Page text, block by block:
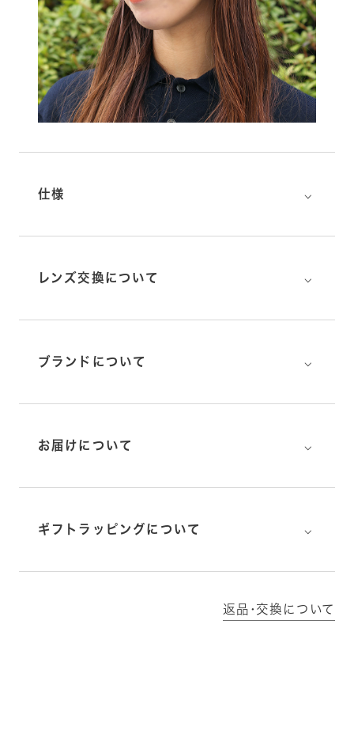
仕様 ⌵
レンズ交換について ⌵
ブランドについて ⌵
お届けについて ⌵
ギフトラッピングについて ⌵
返品･交換について